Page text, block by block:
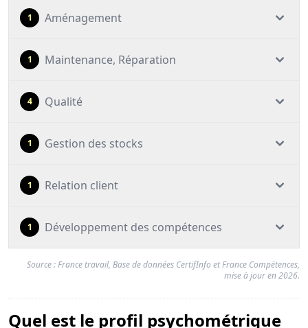
1 Aménagement
1 Maintenance, Réparation
4 Qualité
1 Gestion des stocks
1 Relation client
1 Développement des compétences
Source : France travail, Base de données CertifInfo et France Compétences,
mise à jour en 2026.
Quel est le profil psychométrique